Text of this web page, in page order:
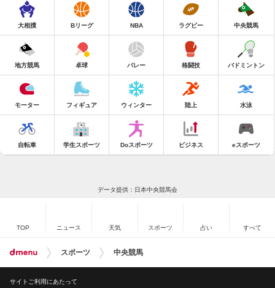
大相撲 Bリーグ NBA ラグビー 中央競馬
地方競馬 卓球 バレー 格闘技 バドミントン
モーター フィギュア ウィンター 陸上 水泳
自転車 学生スポーツ Doスポーツ ビジネス eスポーツ
データ提供：日本中央競馬会
TOP ニュース 天気 スポーツ 占い すべて
スポーツ 中央競馬
サイトご利用にあたって